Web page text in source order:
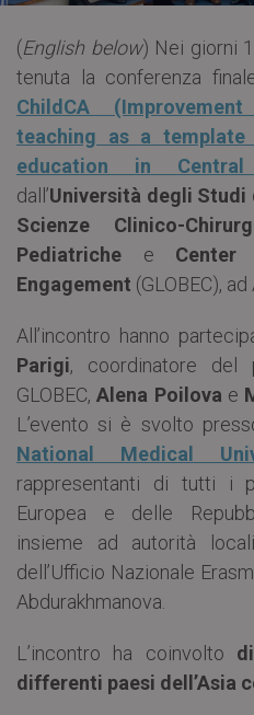
(English below) Nei giorni
tenuta la conferenza
ChildCA
teaching as a
education in Central
dall’Università degli Studi
Scienze Clinico-
Pediatriche e
Engagement (GLOBEC),
All’incontro hanno
Parigi, coordinatore
GLOBEC,Alena Poilova e
L’evento si è svolto
National Medical
rappresentanti di tutti i
Europea e delle
insieme ad autorità
dell’Ufficio Nazionale
Abdurakhmanova.
L’incontro ha coinvolto
differenti paesi dell’Asia